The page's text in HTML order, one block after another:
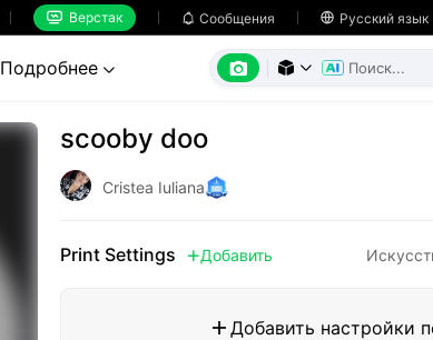
 Верстак  Сообщения  Русский язык
Подробнее    
scooby doo
Cristea Iuliana
Print Settings  Добавить
 Добавить настройки